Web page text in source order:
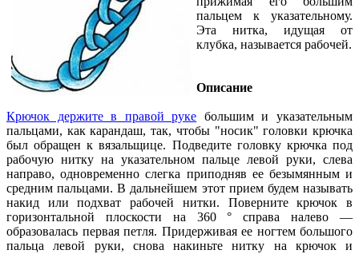
пальцем к указательному.
Эта нитка, идущая от
клубка, называется рабочей.
Описание
Крючок держите в правой руке большим и указательным
пальцами, как карандаш, так, чтобы "носик" головки крючка
был обращен к вязальщице. Подведите головку крючка под
рабочую нитку на указательном пальце левой руки, слева
направо, одновременно слегка приподняв ее безымянным и
средним пальцами. В дальнейшем этот прием будем называть
накид или подхват рабочей нитки. Поверните крючок в
горизонтальной плоскости на 360 ° справа налево —
образовалась первая петля. Придерживая ее ногтем большого
пальца левой руки, снова накиньте нитку на крючок и